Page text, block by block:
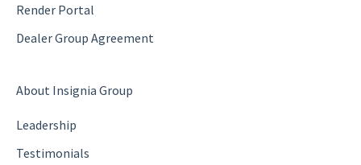
Render Portal
Dealer Group Agreement
About Insignia Group
Leadership
Testimonials